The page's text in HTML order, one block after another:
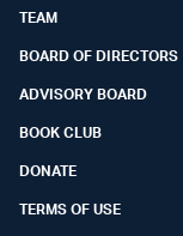
TEAM
BOARD OF DIRECTORS
ADVISORY BOARD
BOOK CLUB
DONATE
TERMS OF USE